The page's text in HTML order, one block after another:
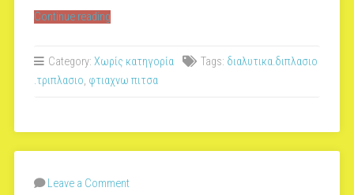
Continue reading“18
EBLOG”
Category: Χωρίς κατηγορία Tags: διαλυτικα.διπλασιο
.τριπλασιο, φτιαχνω πιτσα
Leave a Comment